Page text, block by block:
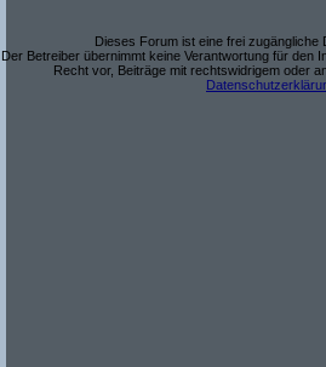
Dieses Forum ist eine frei zugängliche
Der Betreiber übernimmt keine Verantwortung für den
Recht vor, Beiträge mit rechtswidrigem oder